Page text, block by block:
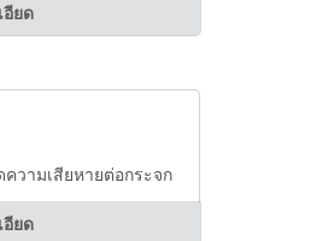
อียด
วามเสียหายต่อกระจก
อียด